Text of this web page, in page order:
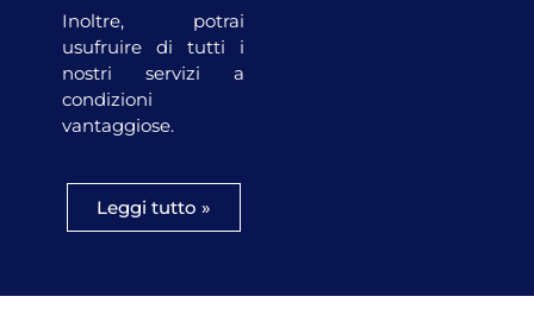
Inoltre, potrai
usufruire di tutti i
nostri servizi a
condizioni
vantaggiose.
Leggi tutto »